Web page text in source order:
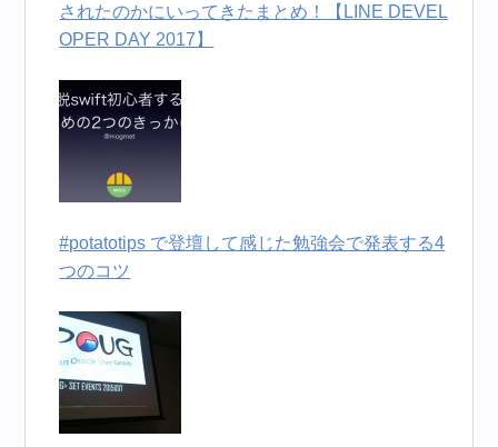
されたのかにいってきたまとめ！【LINE DEVEL
OPER DAY 2017】
#potatotips で登壇して感じた勉強会で発表する4
つのコツ